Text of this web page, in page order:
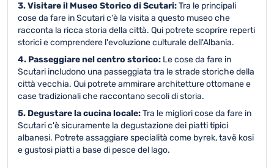
3. Visitare il Museo Storico di Scutari:Tra le principali
cose da fare in Scutari c'è la visita a questo museo che
racconta la ricca storia della città. Qui potrete scoprire reperti
storici e comprendere l'evoluzione culturale dell'Albania.
4. Passeggiare nel centro storico: Le cose da fare in
Scutari includono una passeggiata tra le strade storiche della
città vecchia. Qui potrete ammirare architetture ottomane e
case tradizionali che raccontano secoli di storia.
5. Degustare la cucina locale:Tra le migliori cose da fare in
Scutari c'è sicuramente la degustazione dei piatti tipici
albanesi. Potrete assaggiare specialità come byrek, tavë kosi
e gustosi piatti a base di pesce del lago.